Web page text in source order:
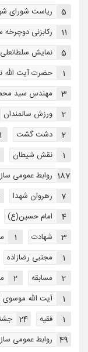
ریاست شورای 5
رکابزنی دوچرخه 11
نمایش 5
حضرت آیت الله 1
مهندس سید 3
ورزش سالمندان 2
دشت گشت 2
1
نقش شیطان 1
روابط عمومی 187
رهروان شهدا 7
امام حسین(ع) 4
شهادت 3
1
مجتبی رضازاده 1
مسابقه 2
2
آیت الله موسوی 1
فقیه 1
24
روابط عمومی 49